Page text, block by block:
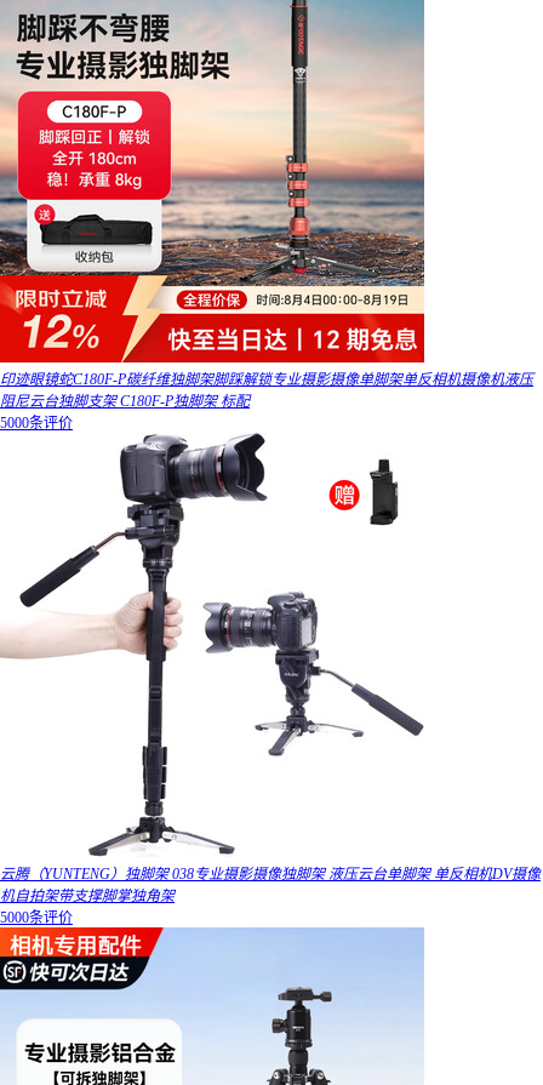
印迹眼镜蛇C180F-P碳纤维独脚架脚踩解锁专业摄影摄像单脚架单反相机摄像机液压
阻尼云台独脚支架 C180F-P独脚架 标配
5000条评价
云腾（YUNTENG）独脚架 038专业摄影摄像独脚架 液压云台单脚架 单反相机DV摄像
机自拍架带支撑脚掌独角架
5000条评价